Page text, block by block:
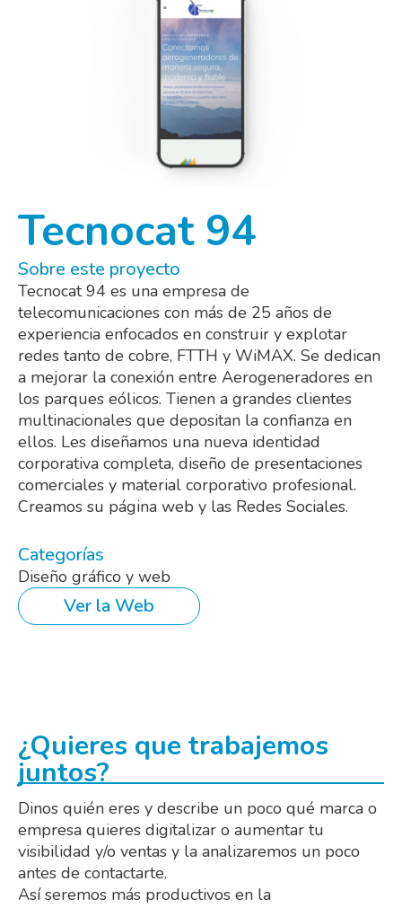
Tecnocat 94
Sobre este proyecto
Tecnocat 94 es una empresa de
telecomunicaciones con más de 25 años de
experiencia enfocados en construir y explotar
redes tanto de cobre, FTTH y WiMAX. Se dedican
a mejorar la conexión entre Aerogeneradores en
los parques eólicos. Tienen a grandes clientes
multinacionales que depositan la confianza en
ellos. Les diseñamos una nueva identidad
corporativa completa, diseño de presentaciones
comerciales y material corporativo profesional.
Creamos su página web y las Redes Sociales.
Categorías
Diseño gráfico y web
Ver la Web
¿Quieres que trabajemos
juntos?
Dinos quién eres y describe un poco qué marca o
empresa quieres digitalizar o aumentar tu
visibilidad y/o ventas y la analizaremos un poco
antes de contactarte.
Así seremos más productivos en la